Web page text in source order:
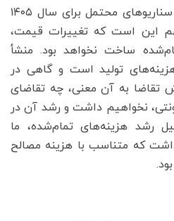
یزدانی در پایان در خصوص سناریوهای محتمل برای سال ۱۴۰۵
این است که تغییرات قیمت،
ساخت نخواهد بود. منشأ
تولید است و گاهی در
تقاضا به آن معنی، چه تقاضای
نخواهیم داشت و رشد آن در
رشد هزینه‌های تمام‌شده، ما
که متناسب با هزینه مصالح